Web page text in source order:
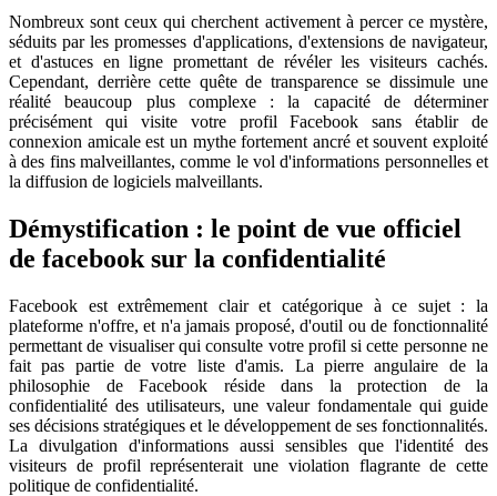
Nombreux sont ceux qui cherchent activement à percer ce mystère,
séduits par les promesses d'applications, d'extensions de navigateur,
et d'astuces en ligne promettant de révéler les visiteurs cachés.
Cependant, derrière cette quête de transparence se dissimule une
réalité beaucoup plus complexe : la capacité de déterminer
précisément qui visite votre profil Facebook sans établir de
connexion amicale est un mythe fortement ancré et souvent exploité
à des fins malveillantes, comme le vol d'informations personnelles et
la diffusion de logiciels malveillants.
Démystification : le point de vue officiel
de facebook sur la confidentialité
Facebook est extrêmement clair et catégorique à ce sujet : la
plateforme n'offre, et n'a jamais proposé, d'outil ou de fonctionnalité
permettant de visualiser qui consulte votre profil si cette personne ne
fait pas partie de votre liste d'amis. La pierre angulaire de la
philosophie de Facebook réside dans la protection de la
confidentialité des utilisateurs, une valeur fondamentale qui guide
ses décisions stratégiques et le développement de ses fonctionnalités.
La divulgation d'informations aussi sensibles que l'identité des
visiteurs de profil représenterait une violation flagrante de cette
politique de confidentialité.